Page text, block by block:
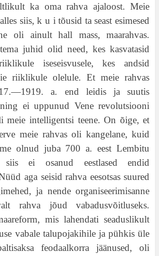
ka oma rahva ajaloost. Meie
siis, k u i tõusid ta seast esimesed
oli ainult hall mass, maarahvas.
juhid olid need, kes kasvatasid
iseseisvusele, kes andsid
riiklikule olelule. Et meie rahvas
a. end leidis ja suutis
ning ei uppunud Vene revolutsiooni
meie intelligentsi teene. On õige, et
meie rahvas oli kangelane, kuid
olnud juba 700 a. eest Lembitu
ei osanud eestlased endid
aga seisid rahva eesotsas suured
ja nende organiseerimisanne
rahva jõud vabadusvõitluseks.
mis lahendati seaduslikult
vabale talupojakihile ja pühkis üle
feodaalkorra jäänused, oli